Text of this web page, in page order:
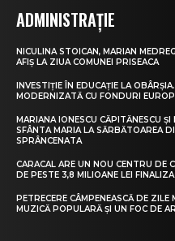
ADMINISTRAȚIE
NICULINA STOICAN, MARIAN
AFIȘ LA ZIUA COMUNEI PRISEACA
INVESTIȚIE ÎN EDUCAȚIE LA
MODERNIZATĂ CU FONDURI
MARIANA IONESCU CĂPITĂNESCU
SFÂNTA MARIA LA SĂRBĂTOAREA
SPRÂNCENATA
CARACAL ARE UN NOU CENTRU DE
DE PESTE 3,8 MILIOANE LEI
PETRECERE CÂMPENEASCĂ DE ZILE
MUZICĂ POPULARĂ ȘI UN FOC DE